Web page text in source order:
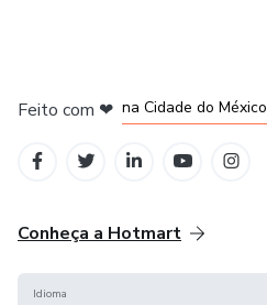
Feito com ❤ na Cidade do México
Conheça a Hotmart
Idioma